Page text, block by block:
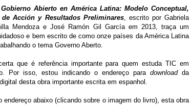
Gobierno Abierto en América Latina: Modelo Conceptual,
de Acción y Resultados Preliminares, escrito por Gabriela
Mendoza e José Ramón Gil García em 2013, traça um
e bem escrito de como onze países da América Latina
o tema Governo Aberto.
que é referência importante para quem estuda TIC em
Por isso, estou indicando o endereço para downloadda
desta obra importante escrita em espanhol.
endereço abaixo (clicando sobre o imagem do livro), esta obra